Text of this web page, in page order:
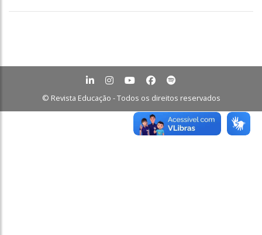
© Revista Educação - Todos os direitos reservados